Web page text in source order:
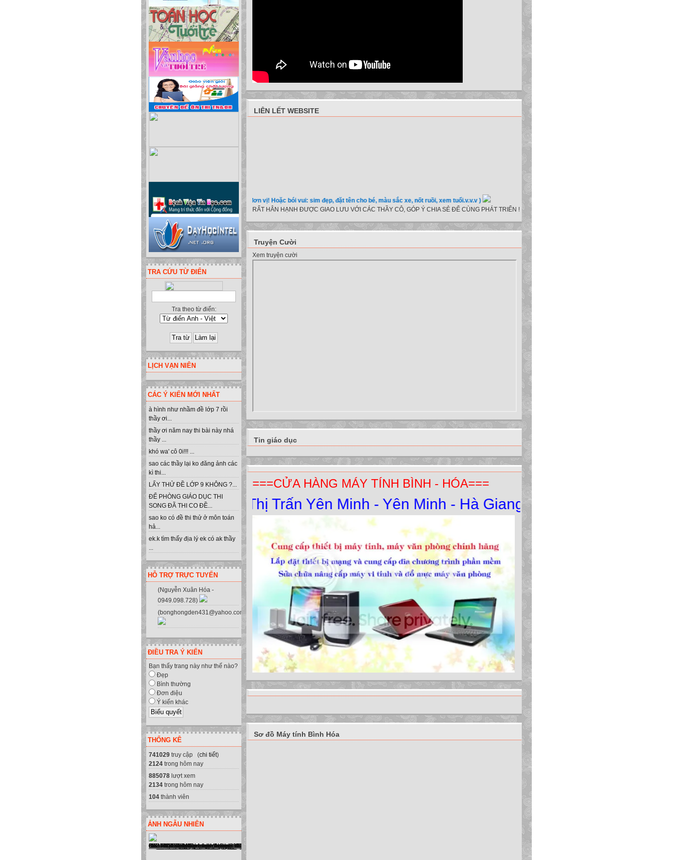
TRA CỨU TỪ ĐIỂN
Tra theo từ điển:
LỊCH VẠN NIÊN
CÁC Ý KIẾN MỚI NHẤT
à hình như nhầm đề lớp 7 rồi
thầy ơi...
thầy ơi năm nay thi bài này nhá
thầy ...
khó wa' cô 0i!!! ...
sao các thầy lại ko đăng ảnh các
kì thi...
LẤY THỬ ĐỀ LỚP 9 KHÔNG ?...
ĐỂ PHÒNG GIÁO DỤC THI
SONG ĐÃ THI CO ĐỀ...
sao ko có đề thi thử ở môn toán
hả...
ek.k tìm thấy địa lý ek có ak thầy
...
HỖ TRỢ TRỰC TUYẾN
(Nguyễn Xuân Hóa -
0949.098.728)
(bonghongden431@yahoo.com.vn)
ĐIỀU TRA Ý KIẾN
Bạn thấy trang này như thế nào?
Đẹp
Bình thường
Đơn điệu
Ý kiến khác
THỐNG KÊ
741029 truy cập (chi tiết)
2124 trong hôm nay
885078 lượt xem
2134 trong hôm nay
104 thành viên
ẢNH NGẪU NHIÊN
LIÊN LẾT WEBSITE
Clik chuột lấy code liên kết các đơn vị! Hoặc bói vui: sim đẹp, đặt tên cho bé, màu sắc xe, nốt ruồi, xem tuổi.v.v.v )
RẤT HÂN HẠNH ĐƯỢC GIAO LƯU VỚI CÁC THẦY CÔ, GÓP Ý CHIA SẺ ĐỂ CÙNG PHÁT TRIỂN !
Truyện Cười
Xem truyện cười
Tin giáo dục
===CỬA HÀNG MÁY TÍNH BÌNH - HÓA===
máy in, máy photo . Địa chỉ: Thị Trấn Yên Minh - Yên Minh - Hà Giang. ĐT:0949.098.728 ***
Sơ đồ Máy tính Bình Hóa